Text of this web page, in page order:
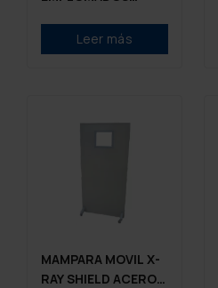
Leer más
MAMPARA MOVIL X-
RAY SHIELD ACERO